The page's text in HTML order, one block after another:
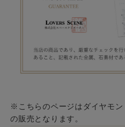
※こちらのページはダイヤモ
の販売となります。